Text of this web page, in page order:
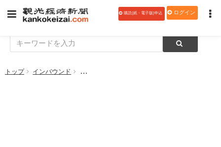
購読(紙・電子版)申込 ログイン
トップ インバウンド 機内でのモバイルバッテリー使用禁止 タイ国